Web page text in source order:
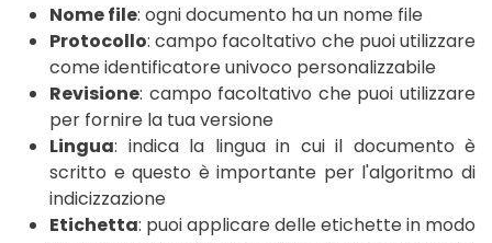
Nome file: ogni documento ha un nome file
Protocollo: campo facoltativo che puoi utilizzare
come identificatore univoco personalizzabile
Revisione: campo facoltativo che puoi utilizzare
per fornire la tua versione
Lingua: indica la lingua in cui il documento è
scritto e questo è importante per l'algoritmo di
indicizzazione
Etichetta: puoi applicare delle etichette in modo